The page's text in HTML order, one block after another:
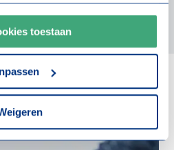
aanpassen. Door op ‘Alle
ga je akkoord met het
omschreven in onze
toestaan